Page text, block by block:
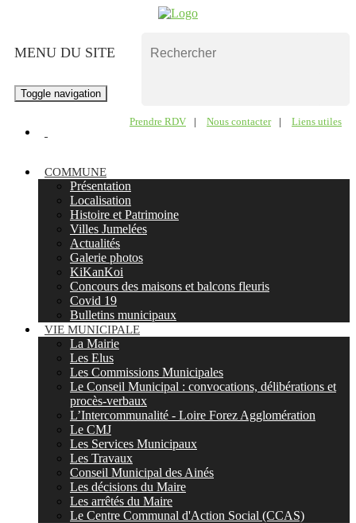
Prendre RDV | Nous contacter | Liens utiles
MENU DU SITE
Toggle navigation
COMMUNE
Présentation
Localisation
Histoire et Patrimoine
Villes Jumelées
Actualités
Galerie photos
KiKanKoi
Concours des maisons et balcons fleuris
Covid 19
Bulletins municipaux
VIE MUNICIPALE
La Mairie
Les Elus
Les Commissions Municipales
Le Conseil Municipal : convocations, délibérations et
procès-verbaux
L’Intercommunalité - Loire Forez Agglomération
Le CMJ
Les Services Municipaux
Les Travaux
Conseil Municipal des Ainés
Les décisions du Maire
Les arrêtés du Maire
Le Centre Communal d'Action Social (CCAS)